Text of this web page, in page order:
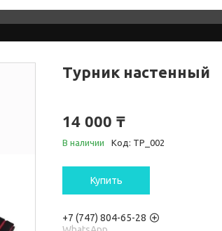
Турник настенный
14 000 ₸
В наличии Код: ТР_002
Купить
+7 (747) 804-65-28